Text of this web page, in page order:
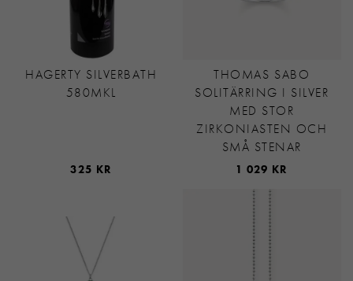
HAGERTY SILVERBATH
580MKL
325 KR
THOMAS SABO
SOLITÄRRING I SILVER
MED STOR
ZIRKONIASTEN OCH
SMÅ STENAR
1 029 KR